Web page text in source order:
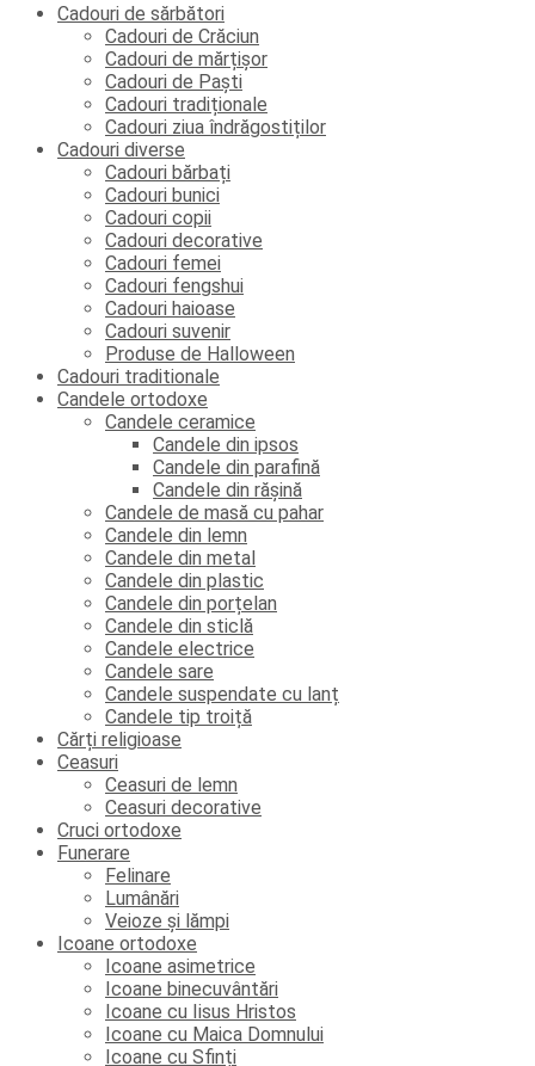
Cadouri de sărbători
Cadouri de Crăciun
Cadouri de mărțișor
Cadouri de Paști
Cadouri tradiționale
Cadouri ziua îndrăgostiților
Cadouri diverse
Cadouri bărbați
Cadouri bunici
Cadouri copii
Cadouri decorative
Cadouri femei
Cadouri fengshui
Cadouri haioase
Cadouri suvenir
Produse de Halloween
Cadouri traditionale
Candele ortodoxe
Candele ceramice
Candele din ipsos
Candele din parafină
Candele din rășină
Candele de masă cu pahar
Candele din lemn
Candele din metal
Candele din plastic
Candele din porțelan
Candele din sticlă
Candele electrice
Candele sare
Candele suspendate cu lanț
Candele tip troiță
Cărți religioase
Ceasuri
Ceasuri de lemn
Ceasuri decorative
Cruci ortodoxe
Funerare
Felinare
Lumânări
Veioze și lămpi
Icoane ortodoxe
Icoane asimetrice
Icoane binecuvântări
Icoane cu Iisus Hristos
Icoane cu Maica Domnului
Icoane cu Sfinți